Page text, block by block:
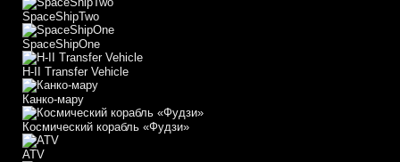
SpaceShipTwo
SpaceShipOne
H-II Transfer Vehicle
Канко-мару
Космический корабль «Фудзи»
АТV